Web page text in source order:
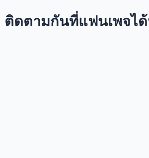
ติดตามกันที่แฟนเพจไ